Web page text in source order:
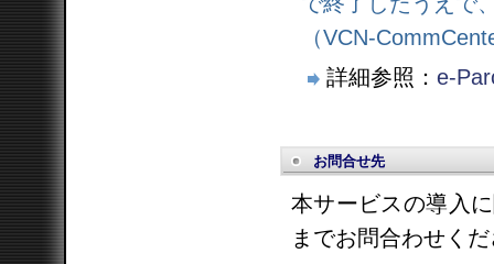
（VCN-
詳細参照：e-
お問合せ先
本サービスの導入
までお問合わせく